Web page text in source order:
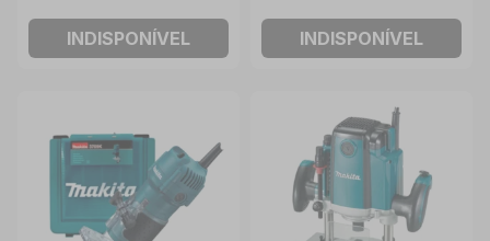
INDISPONÍVEL INDISPONÍVEL